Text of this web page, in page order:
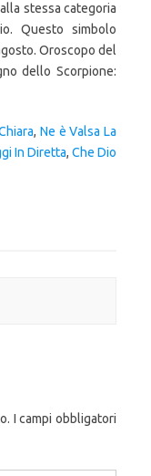
stessa categoria
Questo simbolo
Oroscopo del
dello Scorpione:
, Ne è Valsa La
In Diretta, Che Dio
I campi obbligatori